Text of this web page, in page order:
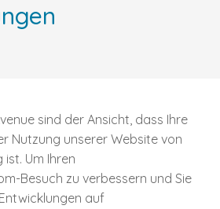
sind der Ansicht, dass Ihre
Nutzung unserer Website von
Um Ihren
Besuch zu verbessern und Sie
auf